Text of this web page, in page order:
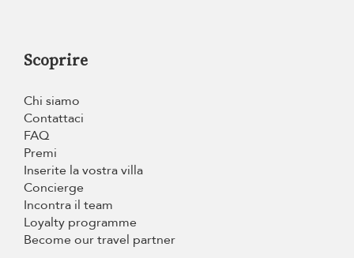
Scoprire
Chi siamo
Contattaci
FAQ
Premi
Inserite la vostra villa
Concierge
Incontra il team
Loyalty programme
Become our travel partner